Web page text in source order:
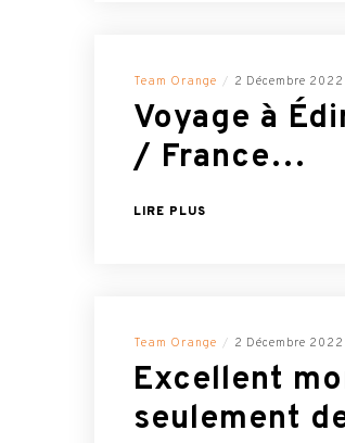
Team Orange 2 Décembre 2022
Voyage à
/ France…
LIRE PLUS
Team Orange 2 Décembre 2022
Excellent
seulement